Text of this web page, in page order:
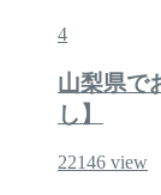
4
山梨県で
し】
22146 view